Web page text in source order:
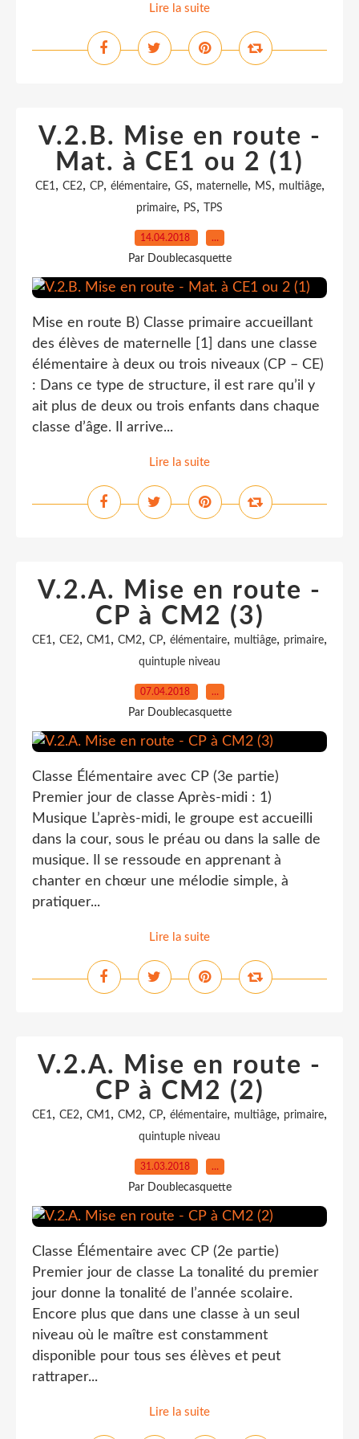
Lire la suite
V.2.B. Mise en route -
Mat. à CE1 ou 2 (1)
CE1, CE2, CP, élémentaire, GS, maternelle, MS, multiâge,
primaire, PS, TPS
14.04.2018 …
Par Doublecasquette
Mise en route B) Classe primaire accueillant
des élèves de maternelle [1] dans une classe
élémentaire à deux ou trois niveaux (CP – CE)
: Dans ce type de structure, il est rare qu’il y
ait plus de deux ou trois enfants dans chaque
classe d’âge. Il arrive...
Lire la suite
V.2.A. Mise en route -
CP à CM2 (3)
CE1, CE2, CM1, CM2, CP, élémentaire, multiâge, primaire,
quintuple niveau
07.04.2018 …
Par Doublecasquette
Classe Élémentaire avec CP (3e partie)
Premier jour de classe Après-midi : 1)
Musique L’après-midi, le groupe est accueilli
dans la cour, sous le préau ou dans la salle de
musique. Il se ressoude en apprenant à
chanter en chœur une mélodie simple, à
pratiquer...
Lire la suite
V.2.A. Mise en route -
CP à CM2 (2)
CE1, CE2, CM1, CM2, CP, élémentaire, multiâge, primaire,
quintuple niveau
31.03.2018 …
Par Doublecasquette
Classe Élémentaire avec CP (2e partie)
Premier jour de classe La tonalité du premier
jour donne la tonalité de l’année scolaire.
Encore plus que dans une classe à un seul
niveau où le maître est constamment
disponible pour tous ses élèves et peut
rattraper...
Lire la suite